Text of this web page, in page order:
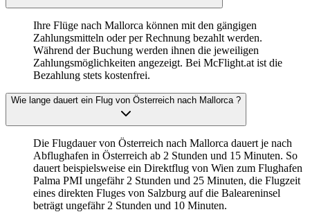
Ihre Flüge nach Mallorca können mit den gängigen
Zahlungsmitteln oder per Rechnung bezahlt werden.
Während der Buchung werden ihnen die jeweiligen
Zahlungsmöglichkeiten angezeigt. Bei McFlight.at ist die
Bezahlung stets kostenfrei.
Wie lange dauert ein Flug von Österreich nach Mallorca ?
Die Flugdauer von Österreich nach Mallorca dauert je nach
Abflughafen in Österreich ab 2 Stunden und 15 Minuten. So
dauert beispielsweise ein Direktflug von Wien zum Flughafen
Palma PMI ungefähr 2 Stunden und 25 Minuten, die Flugzeit
eines direkten Fluges von Salzburg auf die Baleareninsel
beträgt ungefähr 2 Stunden und 10 Minuten.